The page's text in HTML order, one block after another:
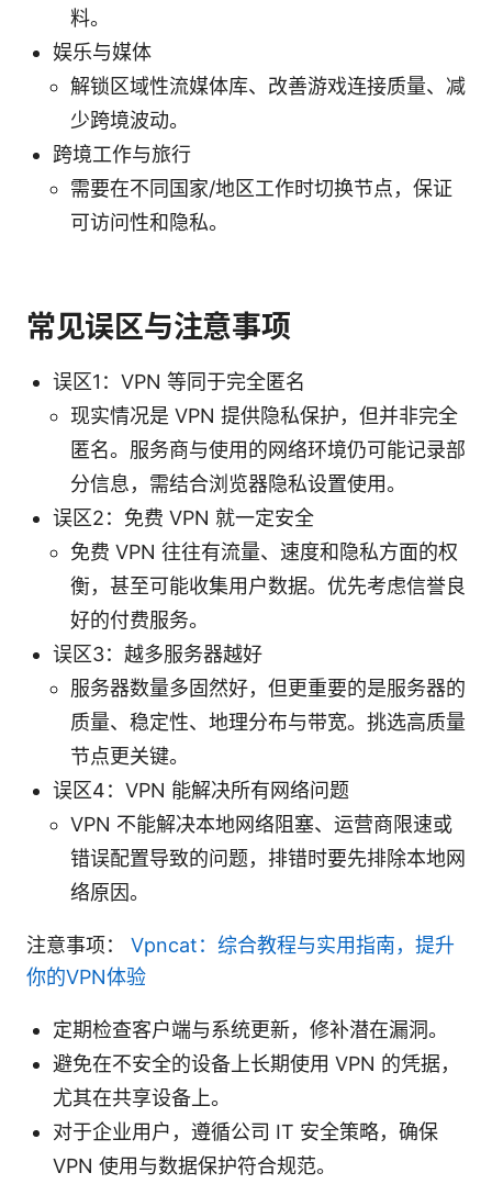
料。
娱乐与媒体
解锁区域性流媒体库、改善游戏连接质量、减
少跨境波动。
跨境工作与旅行
需要在不同国家/地区工作时切换节点，保证
可访问性和隐私。
常见误区与注意事项
误区1：VPN 等同于完全匿名
现实情况是 VPN 提供隐私保护，但并非完全
匿名。服务商与使用的网络环境仍可能记录部
分信息，需结合浏览器隐私设置使用。
误区2：免费 VPN 就一定安全
免费 VPN 往往有流量、速度和隐私方面的权
衡，甚至可能收集用户数据。优先考虑信誉良
好的付费服务。
误区3：越多服务器越好
服务器数量多固然好，但更重要的是服务器的
质量、稳定性、地理分布与带宽。挑选高质量
节点更关键。
误区4：VPN 能解决所有网络问题
VPN 不能解决本地网络阻塞、运营商限速或
错误配置导致的问题，排错时要先排除本地网
络原因。
注意事项： Vpncat：综合教程与实用指南，提升
你的VPN体验
定期检查客户端与系统更新，修补潜在漏洞。
避免在不安全的设备上长期使用 VPN 的凭据，
尤其在共享设备上。
对于企业用户，遵循公司 IT 安全策略，确保
VPN 使用与数据保护符合规范。